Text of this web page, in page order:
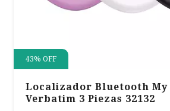
43% OFF
Localizador Bluetooth My
Verbatim 3 Piezas 32132